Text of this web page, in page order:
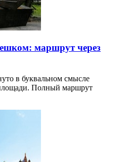
маршрут через
в буквальном смысле
Полный маршрут